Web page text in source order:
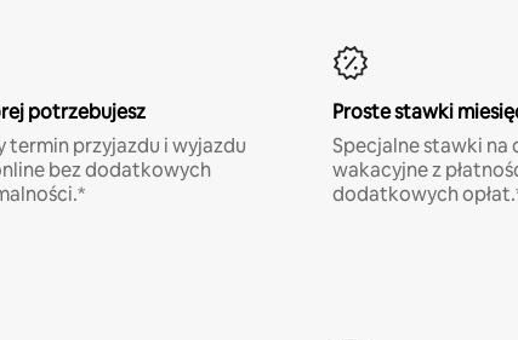
potrzebujesz
termin przyjazdu i wyjazdu
bez dodatkowych
Proste stawki
Specjalne stawki
wakacyjne z
dodatkowych